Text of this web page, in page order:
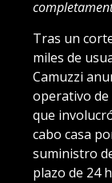
Tras un
miles de
Camuzzi
operativo de
que
cabo casa
suministro
plazo de 24